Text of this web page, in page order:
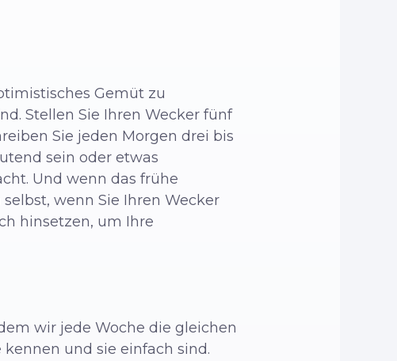
Gemüt zu
Stellen Sie Ihren Wecker fünf
Sie jeden Morgen drei bis
sein oder etwas
Und wenn das frühe
wenn Sie Ihren Wecker
hinsetzen, um Ihre
wir jede Woche die gleichen
und sie einfach sind.